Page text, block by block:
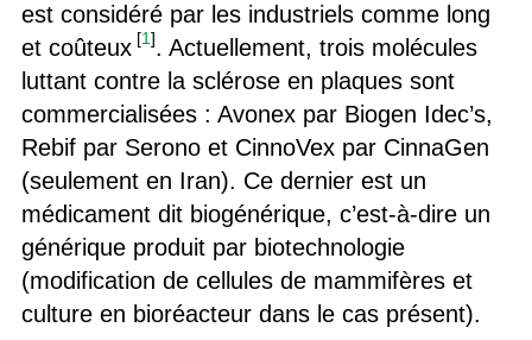
est considéré par les industriels comme long
et coûteux [1]. Actuellement, trois molécules
luttant contre la sclérose en plaques sont
commercialisées : Avonex par Biogen Idec’s,
Rebif par Serono et CinnoVex par CinnaGen
(seulement en Iran). Ce dernier est un
médicament dit biogénérique, c’est-à-dire un
générique produit par biotechnologie
(modification de cellules de mammifères et
culture en bioréacteur dans le cas présent).